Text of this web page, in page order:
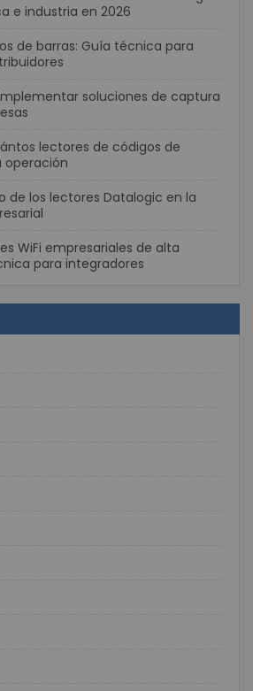
e industria en 2026
de barras: Guía técnica para
soluciones de captura
lectores de códigos de
operación
de los lectores Datalogic en la
WiFi empresariales de alta
para integradores